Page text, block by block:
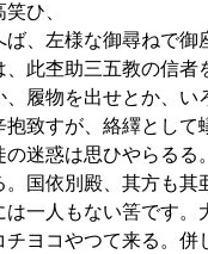
ひ、
ば、左様な御尋ねで
此杢助三五教の信
履物を出せとか、
致すが、絡繹とし
の迷惑は思ひやらる
国依別殿、其方も其
は一人もない筈です
チヨコやつて来る。